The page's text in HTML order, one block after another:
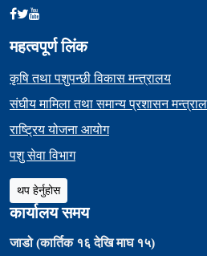
महत्वपूर्ण लिंक
कृषि तथा पशुपन्छी विकास मन्त्रालय
संघीय मामिला तथा समान्य प्रशासन
राष्ट्रिय योजना आयोग
पशु सेवा विभाग
थप हेर्नुहोस
कार्यालय समय
जाडो (कार्तिक १६ देखि माघ १५)